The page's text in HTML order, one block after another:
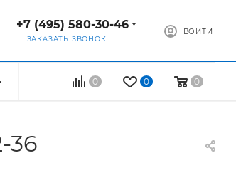
+7 (495) 580-30-46
ЗАКАЗАТЬ ЗВОНОК
ВОЙТИ
0 0 0
36